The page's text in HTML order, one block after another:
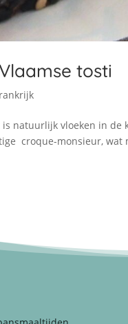
tosti
natuurlijk vloeken in
croque-monsieur, wat